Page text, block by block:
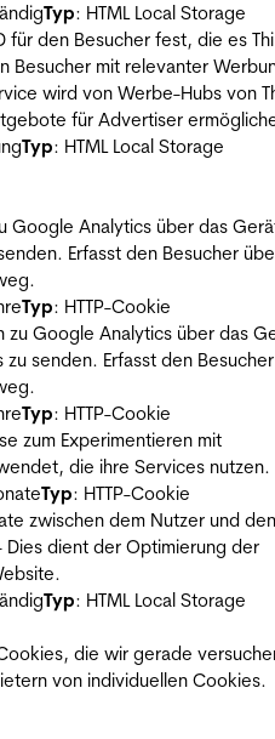
Typ: HTML Local Storage
für den Besucher fest, die es
Besucher mit relevanter
wird von Werbe-Hubs von
für Advertiser
Typ: HTML Local Storage
Google Analytics über das
Erfasst den Besucher
Typ: HTTP-Cookie
Google Analytics über das
senden. Erfasst den
Typ: HTTP-Cookie
zum Experimentieren mit
die ihre Services nutzen.
Typ: HTTP-Cookie
zwischen dem Nutzer und den
dient der Optimierung der
Typ: HTML Local Storage
die wir gerade
von individuellen Cookies.